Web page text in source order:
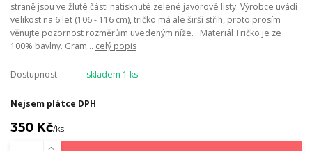
straně jsou ve žluté části natisknuté zelené javorové listy. Výrobce uvádí
velikost na 6 let (106 - 116 cm), tričko má ale širší střih, proto prosím
věnujte pozornost rozměrům uvedeným níže. Materiál Tričko je ze
100% bavlny. Gram... celý popis
Dostupnost skladem 1 ks
Nejsem plátce DPH
350 Kč/ks